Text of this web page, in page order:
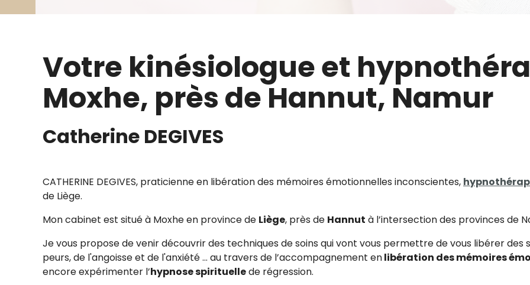
Votre kinésiologue et
Moxhe, près de Hannut, Namur
Catherine DEGIVES
CATHERINE DEGIVES, praticienne en libération des mémoires émotionnelles inconscientes,
de Liège.
Mon cabinet est situé à Moxhe en province de Liège, près de Hannut à l’intersection des provinces de
Je vous propose de venir découvrir des techniques de soins qui vont vous permettre de vous libérer
peurs, de l'angoisse et de l'anxiété ... au travers de l’accompagnement enlibération des mémoires
encore expérimenter l’hypnose spirituellede régression.